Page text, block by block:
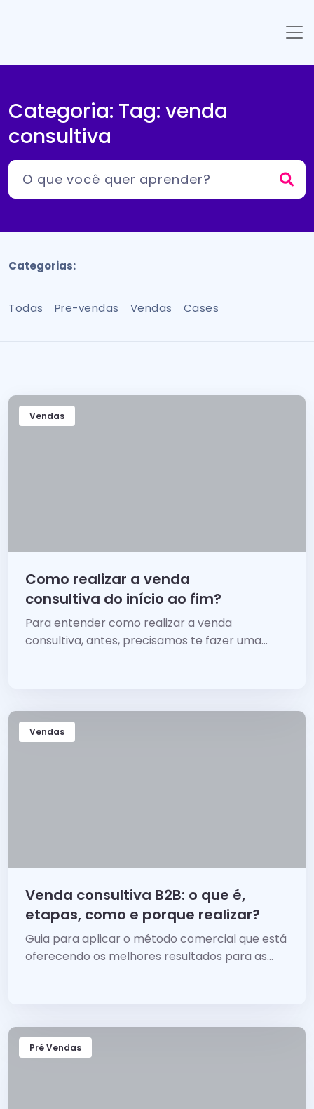
Categoria: Tag: venda
consultiva
Categorias:
Todas Pre-vendas Vendas Cases
Vendas
Como realizar a venda
consultiva do início ao fim?
Para entender como realizar a venda
consultiva, antes, precisamos te fazer uma
Vendas
Venda consultiva B2B: o que é,
etapas, como e porque realizar?
Guia para aplicar o método comercial que está
oferecendo os melhores resultados para as
Pré Vendas